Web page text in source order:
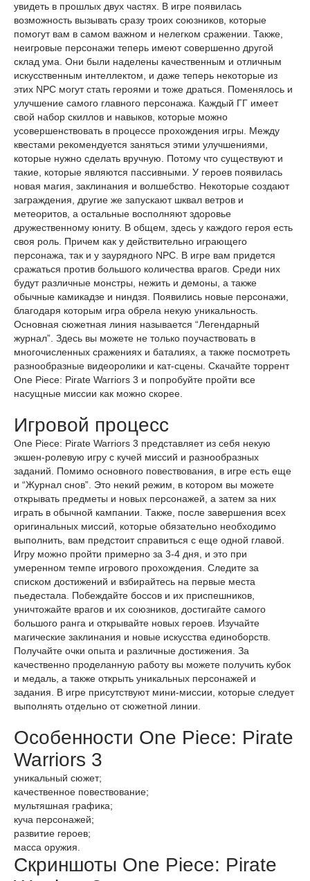
увидеть в прошлых двух частях. В игре появилась
возможность вызывать сразу троих союзников, которые
помогут вам в самом важном и нелегком сражении. Также,
неигровые персонажи теперь имеют совершенно другой
склад ума. Они были наделены качественным и отличным
искусственным интеллектом, и даже теперь некоторые из
этих NPC могут стать героями и тоже драться. Поменялось и
улучшение самого главного персонажа. Каждый ГГ имеет
свой набор скиллов и навыков, которые можно
усовершенствовать в процессе прохождения игры. Между
квестами рекомендуется заняться этими улучшениями,
которые нужно сделать вручную. Потому что существуют и
такие, которые являются пассивными. У героев появилась
новая магия, заклинания и волшебство. Некоторые создают
заграждения, другие же запускают шквал ветров и
метеоритов, а остальные восполняют здоровье
дружественному юниту. В общем, здесь у каждого героя есть
своя роль. Причем как у действительно играющего
персонажа, так и у заурядного NPC. В игре вам придется
сражаться против большого количества врагов. Среди них
будут различные монстры, нежить и демоны, а также
обычные камикадзе и ниндзя. Появились новые персонажи,
благодаря которым игра обрела некую уникальность.
Основная сюжетная линия называется “Легендарный
журнал”. Здесь вы можете не только поучаствовать в
многочисленных сражениях и баталиях, а также посмотреть
разнообразные видеоролики и кат-сцены. Скачайте торрент
One Piece: Pirate Warriors 3 и попробуйте пройти все
насущные миссии как можно скорее.
Игровой процесс
One Piece: Pirate Warriors 3 представляет из себя некую
экшен-ролевую игру с кучей миссий и разнообразных
заданий. Помимо основного повествования, в игре есть еще
и “Журнал снов”. Это некий режим, в котором вы можете
открывать предметы и новых персонажей, а затем за них
играть в обычной кампании. Также, после завершения всех
оригинальных миссий, которые обязательно необходимо
выполнить, вам предстоит справиться с еще одной главой.
Игру можно пройти примерно за 3-4 дня, и это при
умеренном темпе игрового прохождения. Следите за
списком достижений и взбирайтесь на первые места
пьедестала. Побеждайте боссов и их приспешников,
уничтожайте врагов и их союзников, достигайте самого
большого ранга и открывайте новых героев. Изучайте
магические заклинания и новые искусства единоборств.
Получайте очки опыта и различные достижения. За
качественно проделанную работу вы можете получить кубок
и медаль, а также открыть уникальных персонажей и
задания. В игре присутствуют мини-миссии, которые следует
выполнять отдельно от сюжетной линии.
Особенности One Piece: Pirate
Warriors 3
уникальный сюжет;
качественное повествование;
мультяшная графика;
куча персонажей;
развитие героев;
масса оружия.
Скриншоты One Piece: Pirate